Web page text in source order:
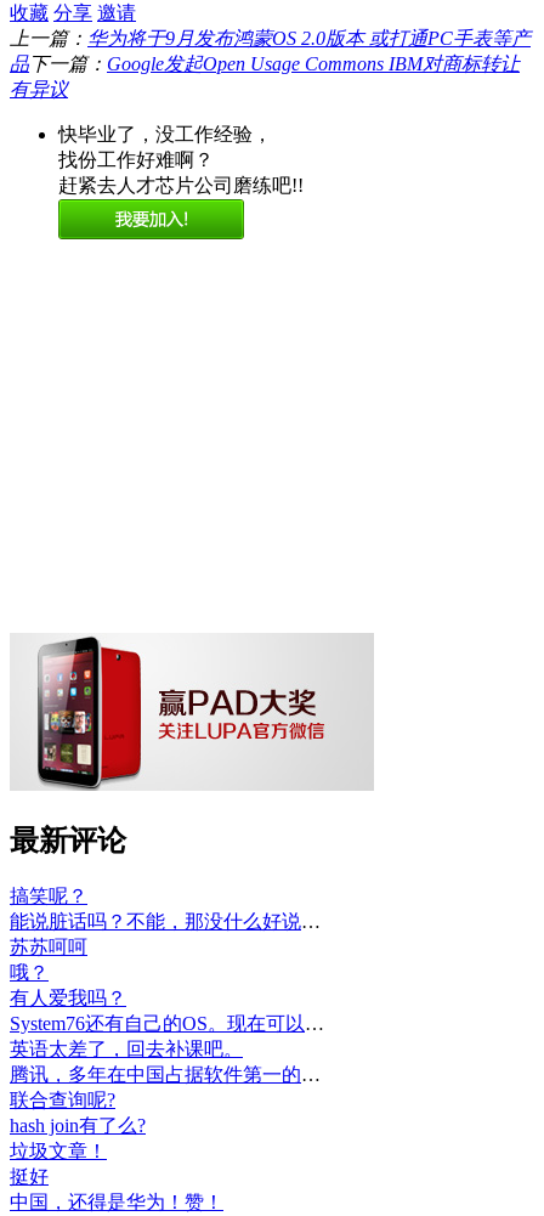
收藏 分享 邀请
上一篇： 华为将于9月发布鸿蒙OS 2.0版本 或打通PC手表等产
品下一篇： Google发起Open Usage Commons IBM对商标转让
有异议
快毕业了，没工作经验，
找份工作好难啊？
赶紧去人才芯片公司磨练吧!!
最新评论
搞笑呢？
能说脏话吗？不能，那没什么好说的了！
苏苏呵呵
哦？
有人爱我吗？
System76还有自己的OS。现在可以递送到很多地区了。
英语太差了，回去补课吧。
腾讯，多年在中国占据软件第一的位置，可惜，除了QQ、微信外，什么都没有做出来。
联合查询呢?
hash join有了么?
垃圾文章！
挺好
中国，还得是华为！赞！